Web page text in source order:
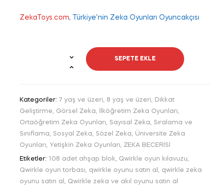
ZekaToys.com, Türkiye’nin Zeka Oyunları Oyuncakçısı
Akıl
Oyunu
adet
SEPETE EKLE
Kategoriler: 7 yaş ve üzeri, 8 yaş ve üzeri, Dikkat
Geliştirme, Görsel Zeka, İlköğretim Zeka Oyunları,
Ortaöğretim Zeka Oyunları, Sayısal Zeka, Sıralama ve
Sınıflama, Sosyal Zeka, Sözel Zeka, Üniversite Zeka
Oyunları, Yetişkin Zeka Oyunları, ZEKA BECERİSİ
Etiketler: 108 adet ahşap blok, Qwirkle oyun kılavuzu,
Qwirkle oyun torbası, qwirkle oyunu satın al , qwirkle zeka
oyunu satın al , Qwirkle zeka ve akıl oyunu satın al